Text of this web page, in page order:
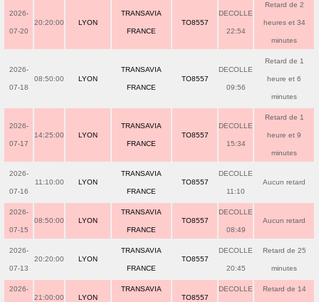
2026-
07-20
20:20:00 LYON
TRANSAVIA
FRANCE
TO8557
DECOLLE
22:54
Retard de 2
heures et 34
minutes
2026-
07-18
08:50:00 LYON
TRANSAVIA
FRANCE
TO8557
DECOLLE
09:56
Retard de 1
heure et 6
minutes
2026-
07-17
14:25:00 LYON
TRANSAVIA
FRANCE
TO8557
DECOLLE
15:34
Retard de 1
heure et 9
minutes
2026-
07-16
11:10:00 LYON
TRANSAVIA
FRANCE
TO8557
DECOLLE
11:10
Aucun retard
2026-
07-15
08:50:00 LYON
TRANSAVIA
FRANCE
TO8557
DECOLLE
08:49
Aucun retard
2026-
07-13
20:20:00 LYON
TRANSAVIA
FRANCE
TO8557
DECOLLE
20:45
Retard de 25
minutes
2026-
21:00:00 LYON
TRANSAVIA
TO8557
DECOLLE Retard de 14